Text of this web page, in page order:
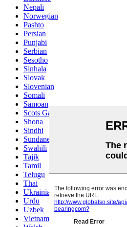
Nepali
Norwegian
Pashto
Persian
Punjabi
Serbian
Sesotho
Sinhala
Slovak
Slovenian
Somali
Samoan
Scots Gaelic
Shona
Sindhi
Sundanese
Swahili
Tajik
Tamil
Telugu
Thai
Ukrainian
Urdu
Uzbek
Vietnamese